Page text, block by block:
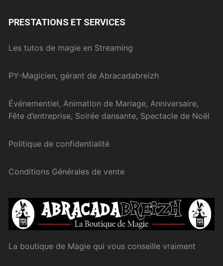
PRESTATIONS ET SERVICES
Les tutos de magie en Streaming
PY-Magicien, gérant de Abracadabreizh
Événementiel, Animation de Mariage, Anniversaire,
Fête d’entreprise, Soirée dansante, Spectacle de Noël
Politique de confidentialité
Conditions Générales de vente
La boutique de Magie qui vous conseille vraiment